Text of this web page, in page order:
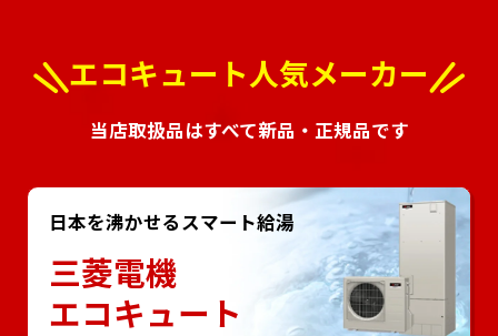
エコキュート人気メーカー
当店取扱品はすべて新品・正規品です
日本を沸かせるスマート給湯
三菱電機
エコキュート